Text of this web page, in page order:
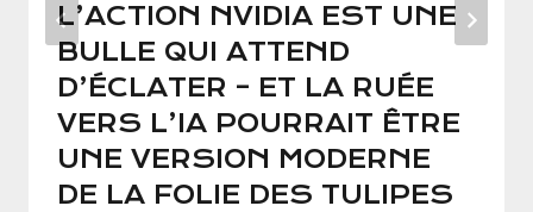
L’ACTION NVIDIA EST UNE
BULLE QUI ATTEND
D’ÉCLATER – ET LA RUÉE
VERS L’IA POURRAIT ÊTRE
UNE VERSION MODERNE
DE LA FOLIE DES TULIPES